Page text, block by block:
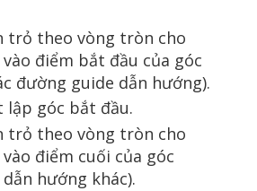
trỏ theo vòng tròn cho
điểm bắt đầu của góc
đường guide dẫn hướng).
lập góc bắt đầu.
trỏ theo vòng tròn cho
điểm cuối của góc
hướng khác).